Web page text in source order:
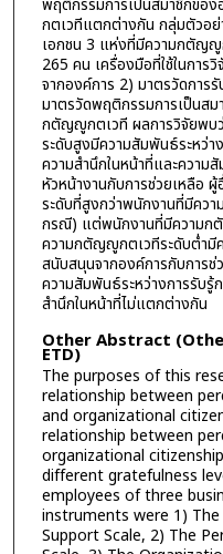
พฤติกรรมการเป็นสมาชิกขอ
กตเวทีแตกต่างกัน กลุ่มตัวอ
เอกชน 3 แห่งที่มีความกตัญญู
265 คน เครื่องมือที่ใช้ในการ
จากองค์การ 2) มาตรวัดการ
มาตรวัดพฤติกรรมการเป็นส
กตัญญูกตเวที ผลการวิจัยพ
ระดับสูงมีความสัมพันธ์ระหว่า
ความสำนึกในหน้าที่และความ
หัวหน้างานกับการช่วยเหลือ ผู้
ระดับที่สูงกว่าพนักงานที่มีคว
กรณี) แต่พนักงานที่มีความก
ความกตัญญูกตเวทีระดับต่ำมี
สนับสนุนจากองค์การกับการช่
ความสัมพันธ์ระหว่างการรับรู้
สำนึกในหน้าที่ไม่แตกต่างกัน
Other Abstract
ETD)
The purposes of this
relationship between
and organizational
relationship between
organizational
different gratefulness
employees of three
instruments were 1)
Support Scale, 2) The